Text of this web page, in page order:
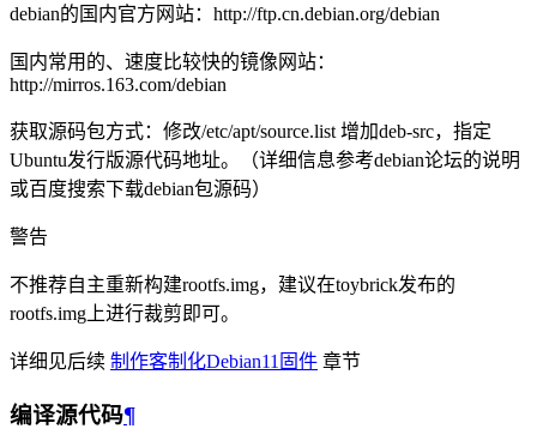
debian的国内官方网站：http://ftp.cn.debian.org/debian
国内常用的、速度比较快的镜像网站：
http://mirros.163.com/debian
获取源码包方式：修改/etc/apt/source.list 增加deb-src，指定
Ubuntu发行版源代码地址。（详细信息参考debian论坛的说明
或百度搜索下载debian包源码）
警告
不推荐自主重新构建rootfs.img，建议在toybrick发布的
rootfs.img上进行裁剪即可。
详细见后续 制作客制化Debian11固件 章节
编译源代码¶